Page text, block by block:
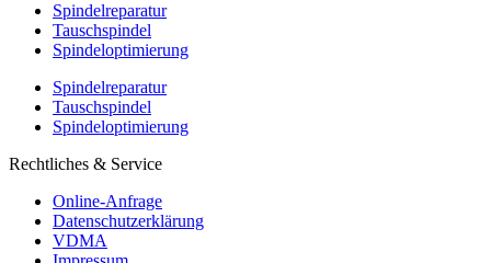
Spindelreparatur
Tauschspindel
Spindeloptimierung
Spindelreparatur
Tauschspindel
Spindeloptimierung
Rechtliches & Service
Online-Anfrage
Datenschutzerklärung
VDMA